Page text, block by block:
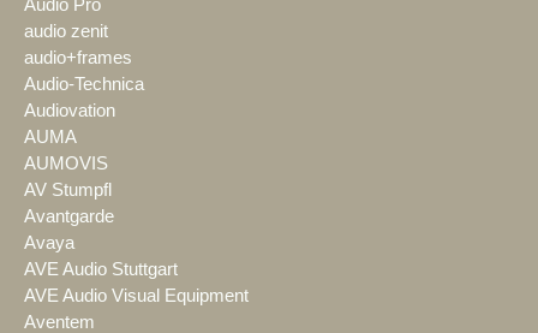
Audio Pro
audio zenit
audio+frames
Audio-Technica
Audiovation
AUMA
AUMOVIS
AV Stumpfl
Avantgarde
Avaya
AVE Audio Stuttgart
AVE Audio Visual Equipment
Aventem